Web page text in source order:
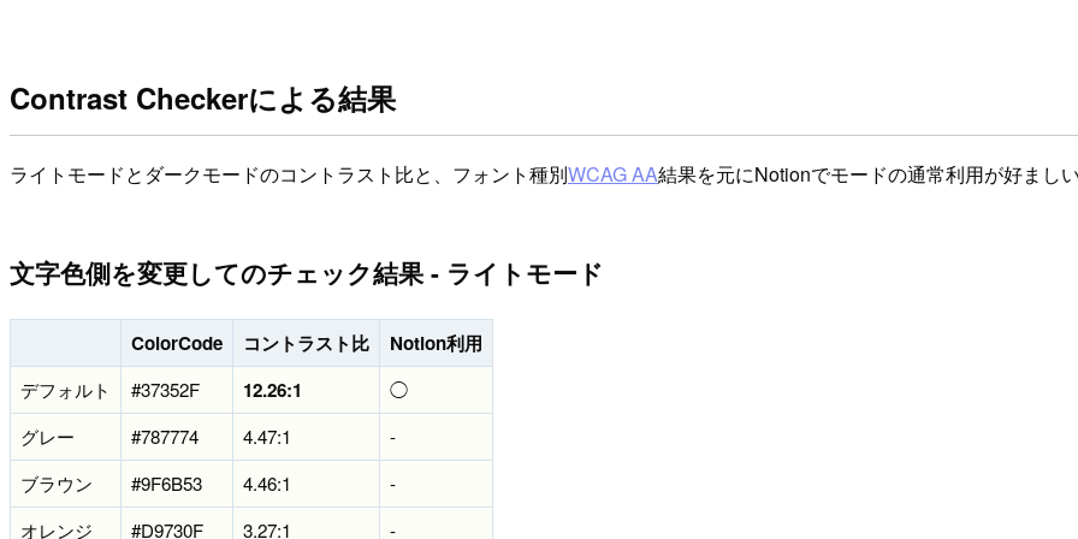
Contrast Checkerによる結果
ライトモードとダークモードのコントラスト比と、フォント種別WCAG AA結果を元にNotionでモードの通常利用が好まし
文字色側を変更してのチェック結果 - ライトモード
ColorCode コントラスト比 Notion利用
デフォルト #37352F 12.26:1
◯
グレー
#787774 4.47:1
-
ブラウン
#9F6B53 4.46:1
-
オレンジ
#D9730F 3.27:1 -